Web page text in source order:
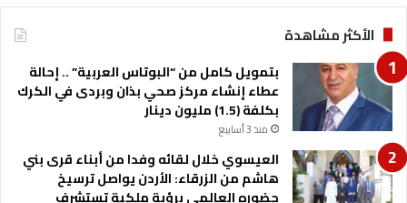
ط
ل
ا
ق
ج
ا
ئ
ز
ة
الأكثر مشاهدة
بتمويل كامل من “البوتاس العربية” .. إحالة
عطاء إنشاء مركز صحي بذان وبردى في الكرك
بكلفة (1.5) مليون دينار
منذ 3 أسابيع
العيسوي خلال لقائه وفدا من أبناء قرى بني
هاشم من الزرقاء: الأردن يواصل ترسيخ
حضوره العالمي برؤية ملكية تستشرف